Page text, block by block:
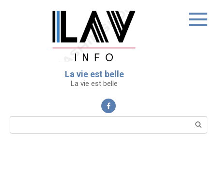
La vie est belle
La vie est belle
Поиск: